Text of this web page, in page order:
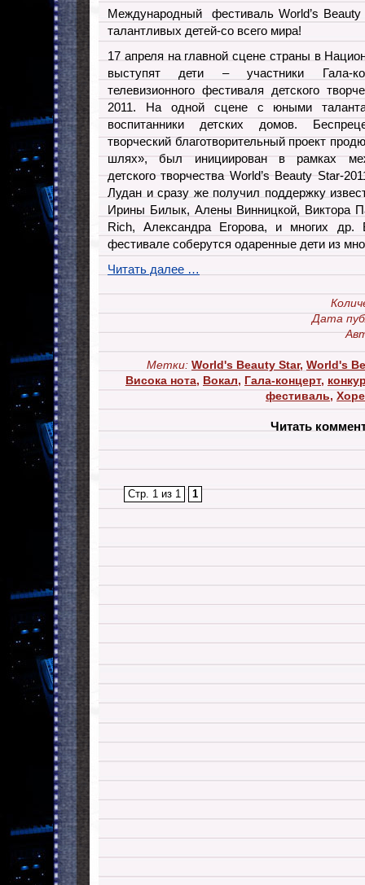
Международный фестиваль World’s Beauty
талантливых детей-со всего мира!
17 апреля на главной сцене страны в
выступят дети – участники Гала-
телевизионного фестиваля детского
2011. На одной сцене с юными
воспитанники детских домов.
творческий благотворительный проект
шлях», был инициирован в рамках
детского творчества World’s Beauty Star-
Лудан и сразу же получил поддержку
Ирины Билык, Алены Винницкой, Виктора
Rich, Александра Егорова, и многих
фестивале соберутся одаренные дети из
Читать далее …
Дата
Метки: World's Beauty Star, World's
Висока нота, Вокал, Гала-концерт,
фестиваль,
Читать
Стр. 1 из 1 1